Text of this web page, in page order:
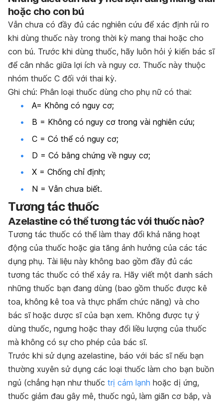
hoặc cho con bú
Vẫn chưa có đầy đủ các nghiên cứu để xác định rủi ro
khi dùng thuốc này trong thời kỳ mang thai hoặc cho
con bú. Trước khi dùng thuốc, hãy luôn hỏi ý kiến bác sĩ
để cân nhắc giữa lợi ích và nguy cơ. Thuốc này thuộc
nhóm thuốc C đối với thai kỳ.
Ghi chú: Phân loại thuốc dùng cho phụ nữ có thai:
A= Không có nguy cơ;
B = Không có nguy cơ trong vài nghiên cứu;
C = Có thể có nguy cơ;
D = Có bằng chứng về nguy cơ;
X = Chống chỉ định;
N = Vẫn chưa biết.
Tương tác thuốc
Azelastine có thể tương tác với thuốc nào?
Tương tác thuốc có thể làm thay đổi khả năng hoạt
động của thuốc hoặc gia tăng ảnh hưởng của các tác
dụng phụ. Tài liệu này không bao gồm đầy đủ các
tương tác thuốc có thể xảy ra. Hãy viết một danh sách
những thuốc bạn đang dùng (bao gồm thuốc được kê
toa, không kê toa và thực phẩm chức năng) và cho
bác sĩ hoặc dược sĩ của bạn xem. Không được tự ý
dùng thuốc, ngưng hoặc thay đổi liều lượng của thuốc
mà không có sự cho phép của bác sĩ.
Trước khi sử dụng azelastine, báo với bác sĩ nếu bạn
thường xuyên sử dụng các loại thuốc làm cho bạn buồn
ngủ (chẳng hạn như thuốc trị cảm lạnh hoặc dị ứng,
thuốc giảm đau gây mê, thuốc ngủ, làm giãn cơ bắp, và